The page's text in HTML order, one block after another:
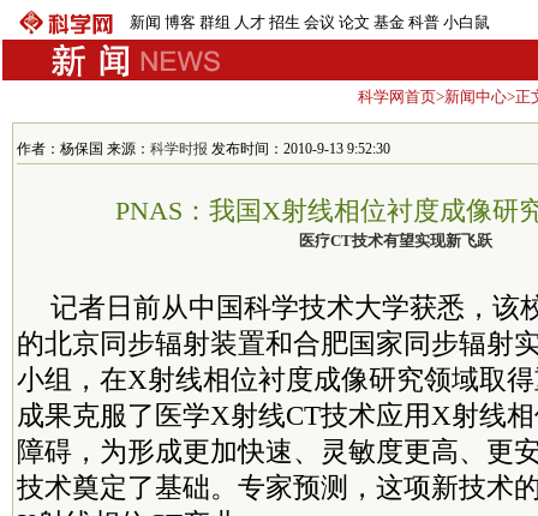
新闻 博客 群组 人才 招生 会议 论文 基金 科普 小白鼠
科学网首页>新闻中心>正
作者：杨保国 来源： 科学时报 发布时间：2010-9-13 9:52:30
PNAS：我国X射线相位衬度成像研
医疗CT技术有望实现新飞跃
记者日前从中国科学技术大学获悉，该
的北京同步辐射装置和合肥国家同步辐射
小组，在X射线相位衬度成像研究领域取
成果克服了医学X射线CT技术应用X射线
障碍，为形成更加快速、灵敏度更高、更
技术奠定了基础。专家预测，这项新技术